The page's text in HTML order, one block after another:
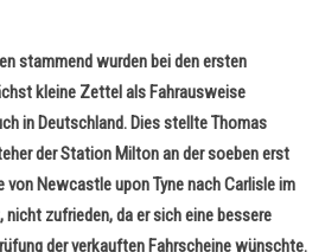
stammend wurden bei den ersten
kleine Zettel als Fahrausweise
in Deutschland. Dies stellte Thomas
der Station Milton an der soeben erst
Newcastle upon Tyne nach Carlisle im
zufrieden, da er sich eine bessere
der verkauften Fahrscheine wünschte.